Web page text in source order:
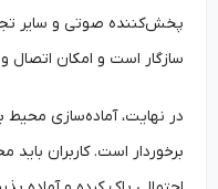
پخش‌کننده صوتی و سایر
سازگار است و امکان اتصال و
در نهایت، آماده‌سازی محیط
برخوردار است. کاربران باید